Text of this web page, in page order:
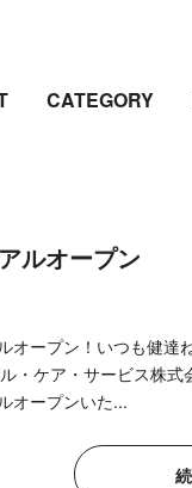
CATEGORY
ルオープン
オープン！いつも健達
・ケア・サービス株式
オープンいた...